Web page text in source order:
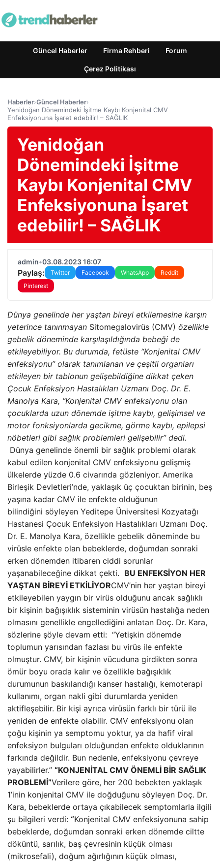
Güncel Haberler Firma Rehberi Forum
Çerez Politikası
Haberler›Güncel Haberler›
Yenidoğan Dönemindeki İşitme Kaybı Konjenital CMV
Enfeksiyonuna İşaret edebilir! – SAĞLIK
Yenidoğan
Dönemindeki İşitme
Kaybı Konjenital CMV
Enfeksiyonuna İşaret
edebilir! – SAĞLIK
admin•03.08.2023 16:07
Paylaş: Twitter Facebook WhatsApp
Reddit
Pinterest
Dünya genelinde her yaştan bireyi etkilemesine karşın
yeterince tanınmayan Sitomegalovirüs (CMV) özellikle
gebelik döneminde karşılaşıldığında bebeği de
etkileyebiliyor. Bu durumda, fetüste “Konjenital CMV
enfeksiyonu” olarak tanımlanan ve çeşitli organları
etkileyen bir tablonun gelişebildiğine dikkat çeken
Çocuk Enfeksiyon Hastalıkları Uzmanı Doç. Dr. E.
Manolya Kara, “Konjenital CMV enfeksiyonu olan
çocuklarda uzun dönemde işitme kaybı, gelişimsel ve
motor fonksiyonlarda gecikme, görme kaybı, epilepsi
nöbetleri gibi sağlık problemleri gelişebilir” dedi.
Dünya genelinde önemli bir sağlık problemi olarak
kabul edilen konjenital CMV enfeksiyonu gelişmiş
ülkelerde yüzde 0.6 civarında gözleniyor. Amerika
Birleşik Devletleri’nde, yaklaşık üç çocuktan birinin, beş
yaşına kadar CMV ile enfekte olduğunun
bilindiğini söyleyen Yeditepe Üniversitesi Kozyatağı
Hastanesi Çocuk Enfeksiyon Hastalıkları Uzmanı Doç.
Dr. E. Manolya Kara, özellikle gebelik döneminde bu
virüsle enfekte olan bebeklerde, doğumdan sonraki
erken dönemden itibaren ciddi sorunlar
yaşanabileceğine dikkat çekti. BU ENFEKSİYON HER
YAŞTAN BİREYİ ETKİLİYORCMV’nin her yaştan bireyi
etkileyebilen yaygın bir virüs olduğunu ancak sağlıklı
bir kişinin bağışıklık sisteminin virüsün hastalığa neden
olmasını genellikle engellediğini anlatan Doç. Dr. Kara,
sözlerine şöyle devam etti: “Yetişkin dönemde
toplumun yarısından fazlası bu virüs ile enfekte
olmuştur. CMV, bir kişinin vücuduna girdikten sonra
ömür boyu orada kalır ve özellikle bağışıklık
durumunun baskılandığı kanser hastalığı, kemoterapi
kullanımı, organ nakli gibi durumlarda yeniden
aktifleşebilir. Bir kişi ayrıca virüsün farklı bir türü ile
yeniden de enfekte olabilir. CMV enfeksiyonu olan
çoğu kişinin ya semptomu yoktur, ya da hafif viral
enfeksiyon bulguları olduğundan enfekte olduklarının
farkında değildir. Bun nedenle, enfeksiyonu çevreye
yayabilirler.” “KONJENİTAL CMV ÖNEMLİ BİR SAĞLIK
PROBLEMİ”Verilere göre, her 200 bebekten yaklaşık
1’inin konjenital CMV ile doğduğunu söyleyen Doç. Dr.
Kara, bebeklerde ortaya çıkabilecek semptomlarla ilgili
şu bilgileri verdi: “Konjenital CMV enfeksiyonuna sahip
bebeklerde, doğumdan sonraki erken dönemde ciltte
döküntü, sarılık, baş çevresinin küçük olması
(mikrosefali), doğum ağırlığının küçük olması,